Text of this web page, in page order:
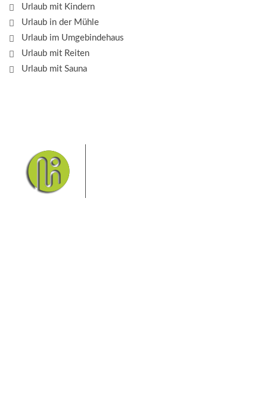
Urlaub mit Kindern
Urlaub in der Mühle
Urlaub im Umgebindehaus
Urlaub mit Reiten
Urlaub mit Sauna